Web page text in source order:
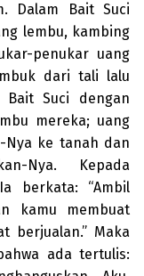
Dalam Bait Suci
lembu, kambing
penukar uang
dari tali lalu
Suci dengan
mereka; uang
Nya ke tanah dan
Nya. Kepada
berkata: “Ambil
kamu membuat
berjualan.” Maka
ada tertulis: